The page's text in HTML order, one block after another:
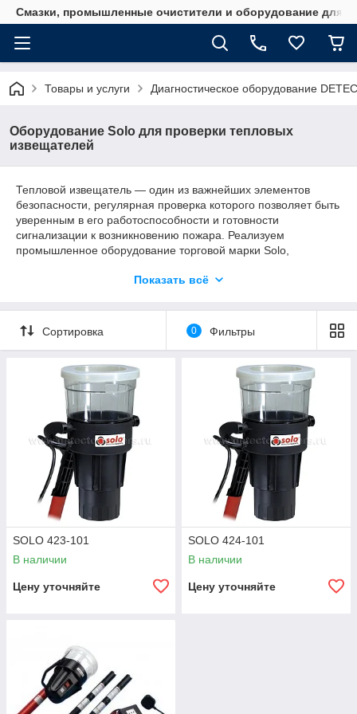
Смазки, промышленные очистители и оборудование для
Товары и услуги Диагностическое оборудование
Оборудование Solo для проверки тепловых
извещателей
Тепловой извещатель — один из важнейших элементов
безопасности, регулярная проверка которого позволяет быть
уверенным в его работоспособности и готовности
сигнализации к возникновению пожара. Реализуем
промышленное оборудование торговой марки Solo,
Гарантируем высокое качество изготовления и соответствие
Промышленное оборудование торговой
марки Solo
На страницах нашего каталога представлены проводные и
беспроводные приспособления для проверки
работоспособности тепловых извещателей. Промышленное
оборудование Solo может похвастаться такими
достоинствами:
минимальное время активации;
небольшой вес, лаконичный дизайн;
удобство эксплуатации, высокая надежность;
питание от батареи либо сети;
С подробным описанием каждого прибора вы можете
ответить на ваши вопросы по ассортименту промышленного
оборудования менеджеры-консультанты ООО «НордТех
Казахстан».
Показать всё
Сортировка 0 Фильтры
SOLO 423-101
В наличии
Цену уточняйте
SOLO 424-101
В наличии
Цену уточняйте